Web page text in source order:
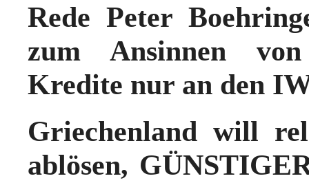
Rede Peter
zum Ansinnen
Kredite nur an den
Griechenland will
ablösen,